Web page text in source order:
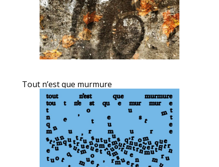
Tout n’est que murmure